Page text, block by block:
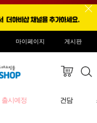
마이페이지 게시판
출시예정 건담